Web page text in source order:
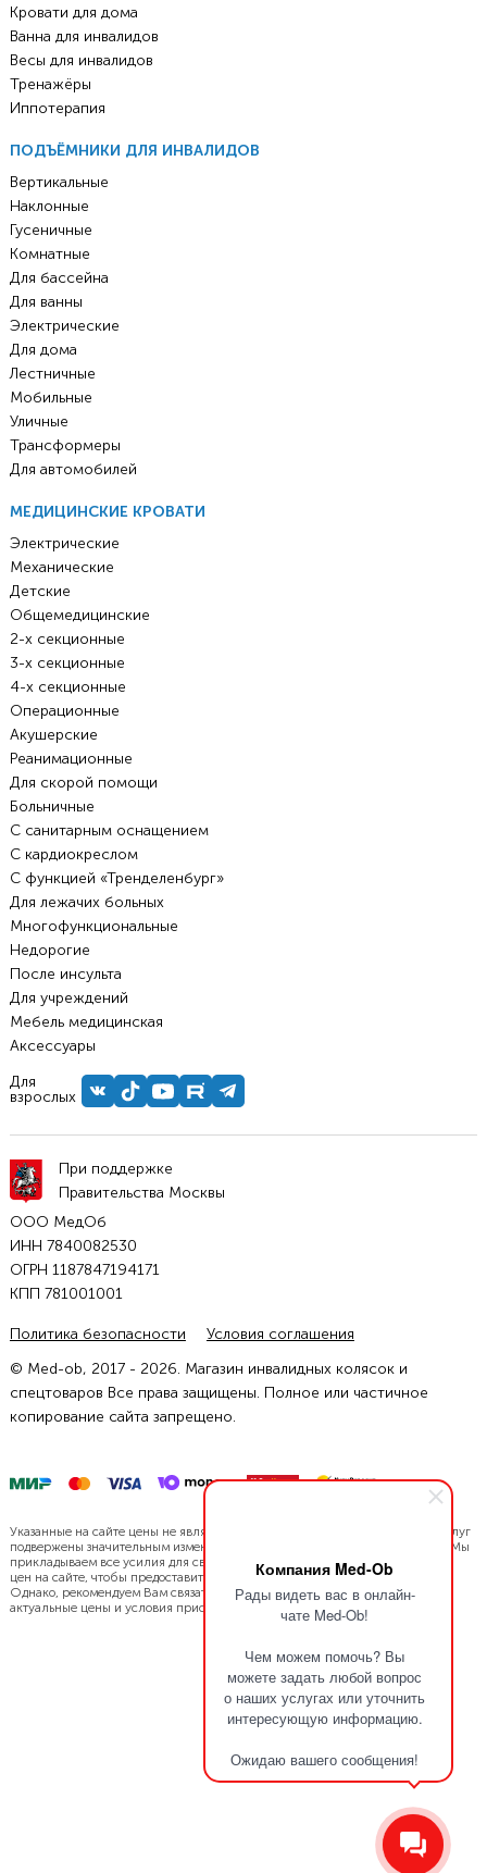
Компания Med-Ob
Рады видеть вас в онлайн-
чате Med-Ob!
Чем можем помочь? Вы
можете задать любой вопрос
о наших услугах или уточнить
интересующую информацию.
Ожидаю вашего сообщения!
Кровати для дома
Ванна для инвалидов
Весы для инвалидов
Тренажёры
Иппотерапия
ПОДЪЁМНИКИ ДЛЯ ИНВАЛИДОВ
Вертикальные
Наклонные
Гусеничные
Комнатные
Для бассейна
Для ванны
Электрические
Для дома
Лестничные
Мобильные
Уличные
Трансформеры
Для автомобилей
МЕДИЦИНСКИЕ КРОВАТИ
Электрические
Механические
Детские
Общемедицинские
2-х секционные
3-х секционные
4-х секционные
Операционные
Акушерские
Реанимационные
Для скорой помощи
Больничные
С санитарным оснащением
С кардиокреслом
С функцией «Тренделенбург»
Для лежачих больных
Многофункциональные
Недорогие
После инсульта
Для учреждений
Мебель медицинская
Аксессуары
Для
взрослых
При поддержке
Правительства Москвы
ООО МедОб
ИНН 7840082530
ОГРН 1187847194171
КПП 781001001
Политика безопасности
Условия соглашения
© Med-ob, 2017 - 2026. Магазин инвалидных колясок и
спецтоваров Все права защищены. Полное или частичное
копирование сайта запрещено.
Указанные на сайте цены не являются офертой. Цены нашей продукции/услуг
подвержены значительным изменениям в связи с динамикой курса валют. Мы
прикладываем все усилия для своевременной актуализации и обновления
цен на сайте, чтобы предоставить Вам наиболее точную информацию.
Однако, рекомендуем Вам связаться с нами напрямую, чтобы уточнить
актуальные цены и условия приобретения.